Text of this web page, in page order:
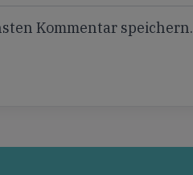
Kommentar speichern.